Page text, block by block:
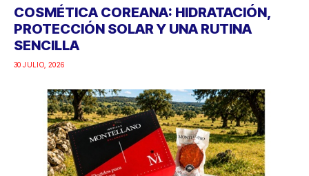
COSMÉTICA COREANA: HIDRATACIÓN,
PROTECCIÓN SOLAR Y UNA RUTINA
SENCILLA
30 JULIO, 2026